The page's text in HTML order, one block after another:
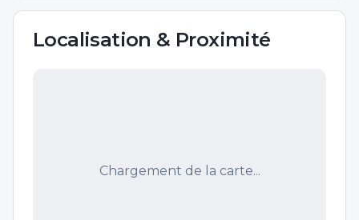
Localisation & Proximité
Chargement de la carte...